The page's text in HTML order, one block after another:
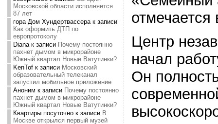
Московской области исполняется
87 лет
гора Дом Хундертвассерак записи
Как оформить ДТП по
европротоколу
Dianaк записи Почему постоянно
пахнет дымом в микрорайоне
Южный квартал Новые Ватутинки?
KenTofк записи Московский
образовательный телеканал
запустил мобильное приложение
Аноним к записи Почему постоянно
пахнет дымом в микрорайоне
Южный квартал Новые Ватутинки?
Квартиры посуточнок записи В
Москве открылся первый музей
Центр
начал
Он